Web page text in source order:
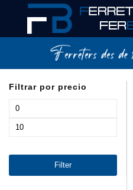
Filtrar por precio
Min
Max
Filter